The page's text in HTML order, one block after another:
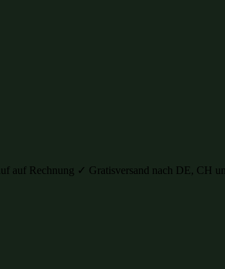
Rechnung ✓ Gratisversand nach DE, CH